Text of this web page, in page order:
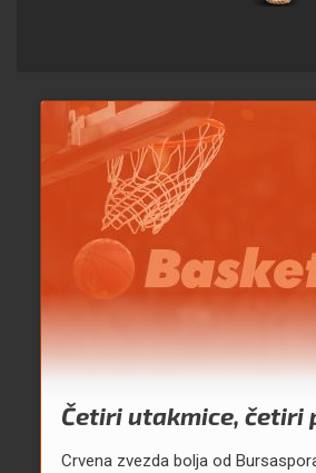
Četiri utakmice, četiri
Crvena zvezda bolja od